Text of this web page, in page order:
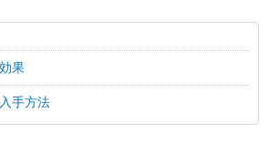
果
手方法